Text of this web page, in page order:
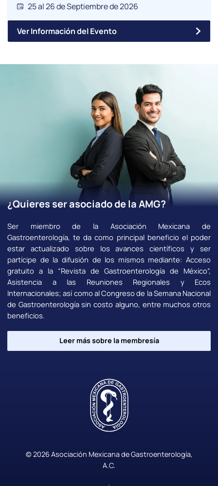
25 al 26 de Septiembre de 2026
Ver Información del Evento
¿Quieres ser asociado de la AMG?
Ser miembro de la Asociación Mexicana de
Gastroenterología, te da como principal beneficio el poder
estar actualizado sobre los avances científicos y ser
partícipe de la difusión de los mismos mediante: Acceso
gratuito a la “Revista de Gastroenterología de México”,
Asistencia a las Reuniones Regionales y Ecos
Internacionales; así como al Congreso de la Semana Nacional
de Gastroenterología sin costo alguno, entre muchos otros
beneficios.
Leer más sobre la membresía
© 2026 Asociación Mexicana de Gastroenterología,
A.C.